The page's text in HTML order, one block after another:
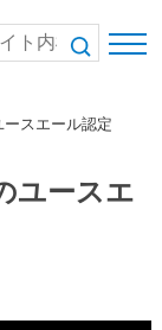
スエール認定
ユースエ